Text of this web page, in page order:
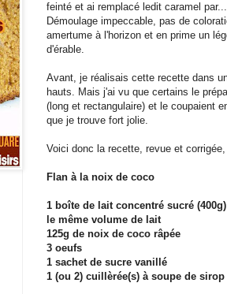
feinté et ai remplacé ledit caramel
Démoulage impeccable, pas de
amertume à l'horizon et en prime un
d'érable.
Avant, je réalisais cette recette dans
hauts. Mais j'ai vu que certains le
(long et rectangulaire) et le coupaient
que je trouve fort jolie.
Voici donc la recette, revue et
Flan à la noix de coco
1 boîte de lait concentré sucré (400g)
le même volume de lait
125g de noix de coco râpée
3 oeufs
1 sachet de sucre vanillé
1 (ou 2) cuillèrée(s) à soupe de